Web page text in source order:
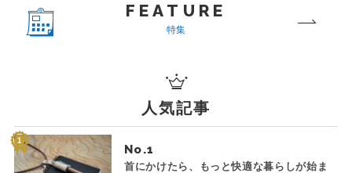
FEATURE
特集
人気記事
No.
首にかけたら、もっと快適な暮らしが始ま